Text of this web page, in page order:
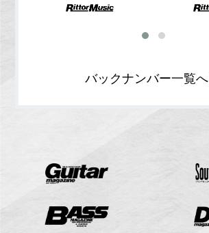
バックナンバー一覧へ